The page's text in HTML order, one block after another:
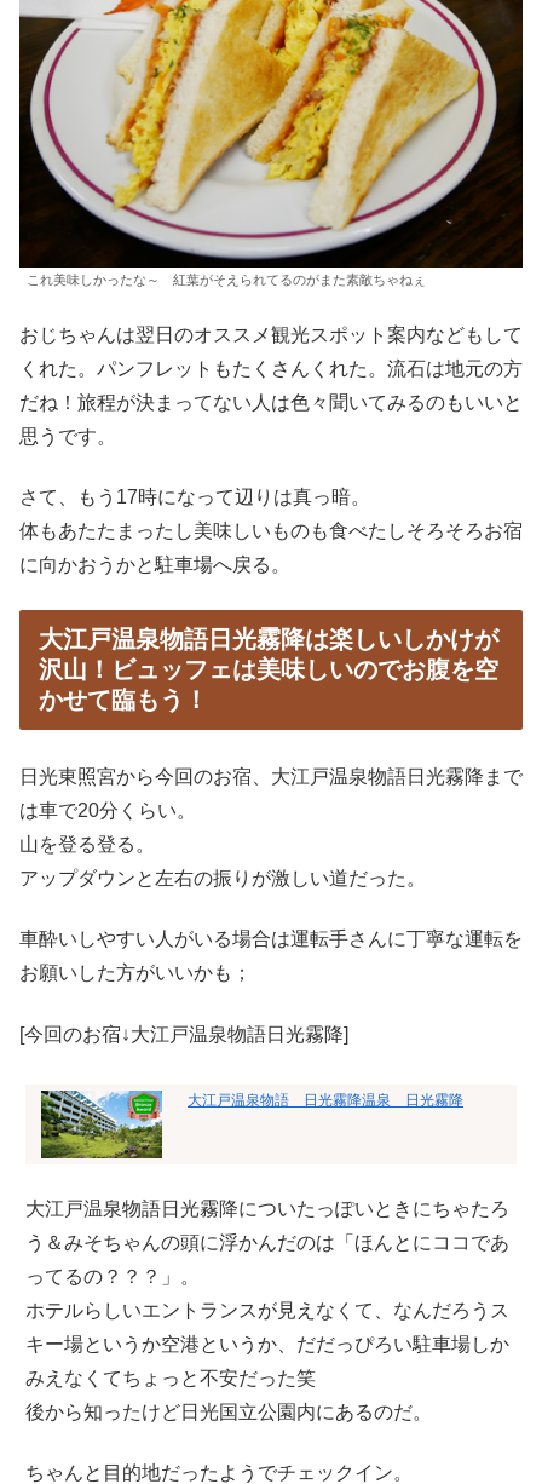
これ美味しかったな～ 紅葉がそえられてるのがまた素敵ちゃねぇ
おじちゃんは翌日のオススメ観光スポット案内などもして
くれた。パンフレットもたくさんくれた。流石は地元の方
だね！旅程が決まってない人は色々聞いてみるのもいいと
思うです。
さて、もう17時になって辺りは真っ暗。
体もあたたまったし美味しいものも食べたしそろそろお宿
に向かおうかと駐車場へ戻る。
大江戸温泉物語日光霧降は楽しいしかけが
沢山！ビュッフェは美味しいのでお腹を空
かせて臨もう！
日光東照宮から今回のお宿、大江戸温泉物語日光霧降まで
は車で20分くらい。
山を登る登る。
アップダウンと左右の振りが激しい道だった。
車酔いしやすい人がいる場合は運転手さんに丁寧な運転を
お願いした方がいいかも；
[今回のお宿↓大江戸温泉物語日光霧降]
大江戸温泉物語 日光霧降温泉 日光霧降
大江戸温泉物語日光霧降についたっぽいときにちゃたろ
う＆みそちゃんの頭に浮かんだのは「ほんとにココであ
ってるの？？？」。
ホテルらしいエントランスが見えなくて、なんだろうス
キー場というか空港というか、だだっぴろい駐車場しか
みえなくてちょっと不安だった笑
後から知ったけど日光国立公園内にあるのだ。
ちゃんと目的地だったようでチェックイン。